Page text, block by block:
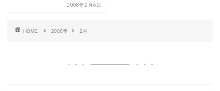
2008年2月6日
HOME 2008年 2月